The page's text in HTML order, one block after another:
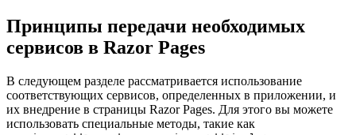
Принципы передачи необходимых
сервисов в Razor Pages
В следующем разделе рассматривается использование
соответствующих сервисов, определенных в приложении, и
их внедрение в страницы Razor Pages. Для этого вы можете
использовать специальные методы, такие как